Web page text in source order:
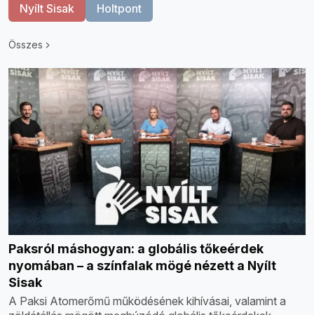
Nyílt Sisak Holtpont
Összes
Paksról máshogyan: a globális tőkeérdek
nyomában – a színfalak mögé nézett a Nyílt
Sisak
A Paksi Atomerőmű működésének kihívásai, valamint a